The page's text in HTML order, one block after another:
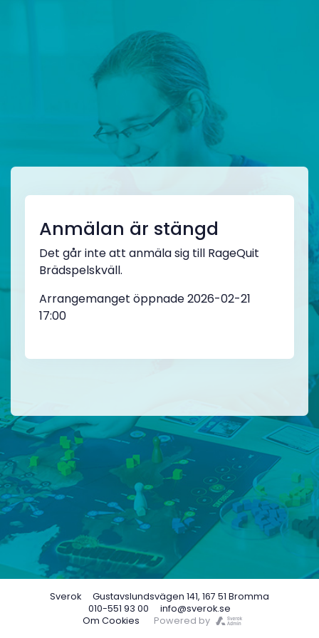
Anmälan är stängd
Det går inte att anmäla sig till RageQuit
Brädspelskväll.
Arrangemanget öppnade 2026-02-21
17:00
Om Cookies Powered by
Sverok
Gustavslundsvägen 141, 167 51 Bromma
010-551 93 00
info@sverok.se